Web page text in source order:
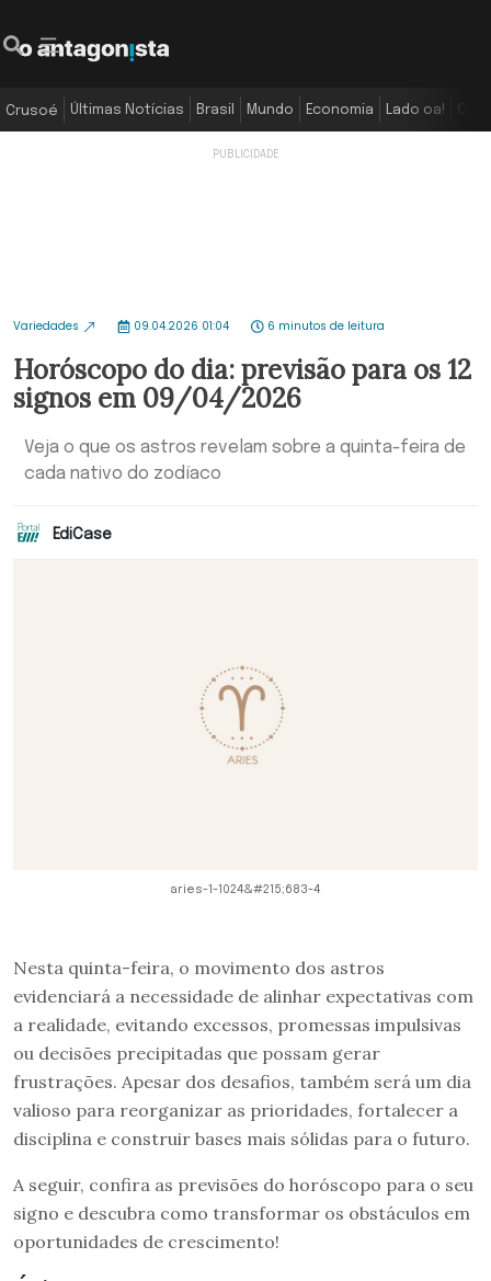
Crusoé Últimas Notícias Brasil Mundo Economia Lado oa!
Variedades 09.04.2026 01:04 6 minutos de leitura
Horóscopo do dia: previsão para os 12
signos em 09/04/2026
Veja o que os astros revelam sobre a quinta-feira de
cada nativo do zodíaco
EdiCase
aries-1-1024&#215;683-4
Nesta quinta-feira, o movimento dos astros
evidenciará a necessidade de alinhar expectativas com
a realidade, evitando excessos, promessas impulsivas
ou decisões precipitadas que possam gerar
frustrações. Apesar dos desafios, também será um dia
valioso para reorganizar as prioridades, fortalecer a
disciplina e construir bases mais sólidas para o futuro.
A seguir, confira as previsões do horóscopo para o seu
signo e descubra como transformar os obstáculos em
oportunidades de crescimento!